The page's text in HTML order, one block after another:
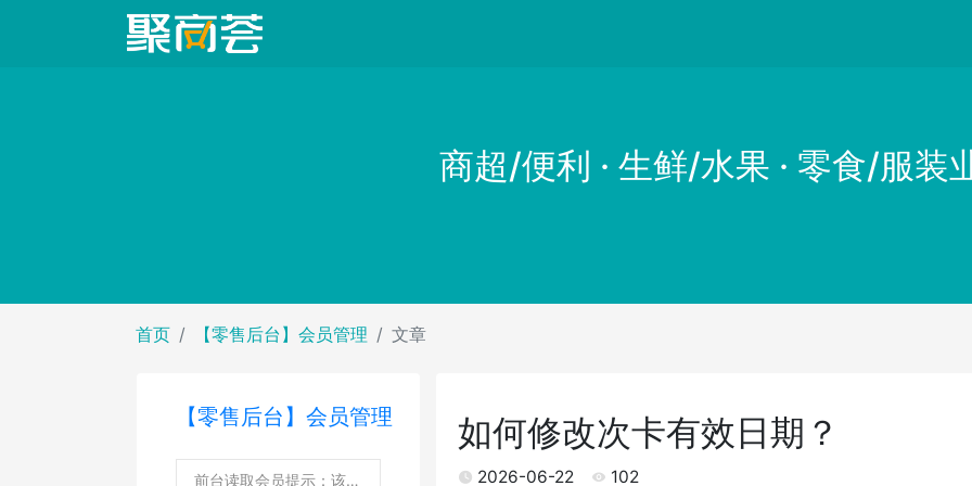
商超/便利 · 生鲜/水果 · 零食/服装
首页 【零售后台】会员管理 文章
【零售后台】会员管理
前台读取会员提示：该会员已在3小时内支付过，是否继续使用？
如何修改次卡有效日期？
2026-06-22 102